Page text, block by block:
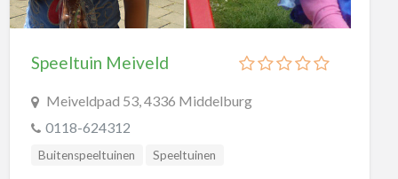
Speeltuin Meiveld
Meiveldpad 53, 4336 Middelburg
0118-624312
Buitenspeeltuinen Speeltuinen